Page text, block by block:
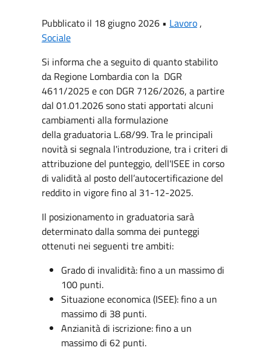
Pubblicato il 18 giugno 2026 • Lavoro,
Sociale
Si informa che a seguito di quanto stabilito
da Regione Lombardia con la DGR
4611/2025 e con DGR 7126/2026, a partire
dal 01.01.2026 sono stati apportati alcuni
cambiamenti alla formulazione
della graduatoria L.68/99. Tra le principali
novità si segnala l'introduzione, tra i criteri di
attribuzione del punteggio, dell'ISEE in corso
di validità al posto dell’autocertificazione del
reddito in vigore fino al 31-12-2025.
Il posizionamento in graduatoria sarà
determinato dalla somma dei punteggi
ottenuti nei seguenti tre ambiti:
Grado di invalidità: fino a un massimo di
100 punti.
Situazione economica (ISEE): fino a un
massimo di 38 punti.
Anzianità di iscrizione: fino a un
massimo di 62 punti.